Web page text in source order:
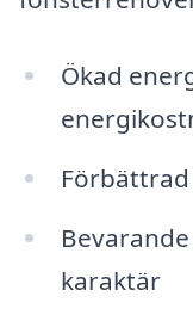
Ökad
karaktär